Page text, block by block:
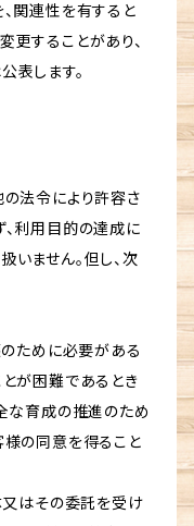
関連性を有すると
することがあり、
表します。
法令により許容さ
利用目的の達成に
ません。但し、次
のために必要がある
が困難であるとき
な育成の推進のため
様の同意を得ること
又はその委託を受け